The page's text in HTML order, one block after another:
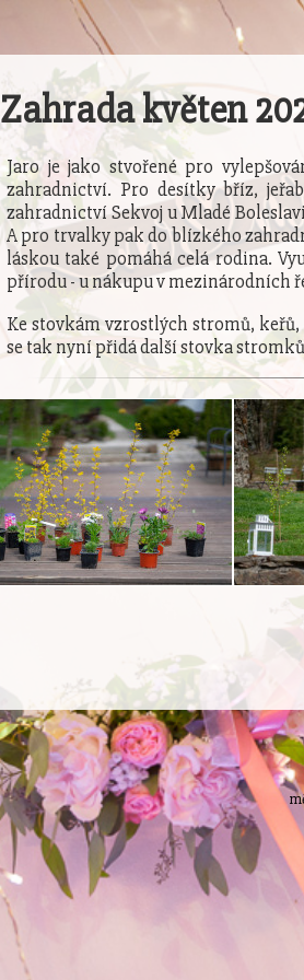
Zahrada květen
Jaro je jako stvořené pro
zahradnictví. Pro desítky bříz,
zahradnictví Sekvoj u Mladé
A pro trvalky pak do blízkého
láskou také pomáhá celá rodina.
přírodu - u nákupu v mezinárodních
Ke stovkám vzrostlých stromů,
se tak nyní přidá další stovka